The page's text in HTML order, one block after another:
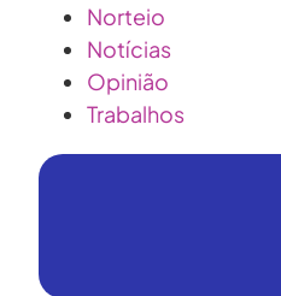
Norteio
Notícias
Opinião
Trabalhos